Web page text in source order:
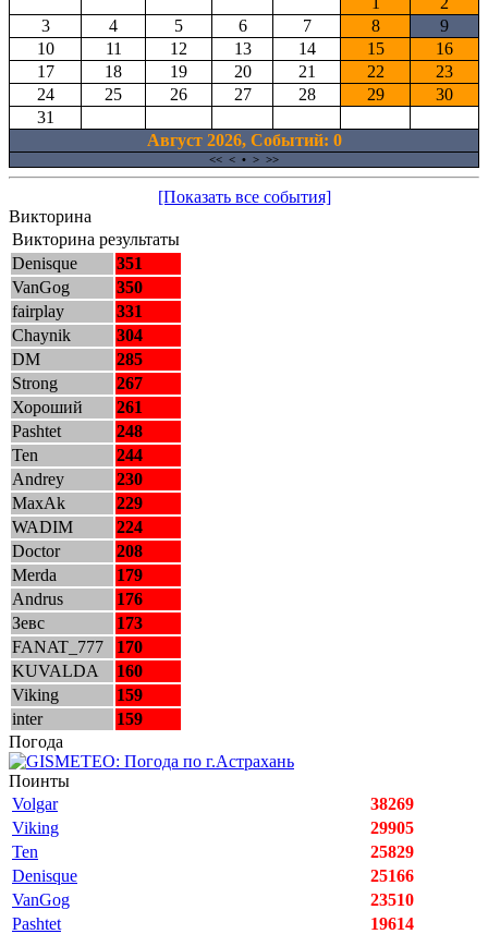
3
4 5 6 7 8
9
10
11 12 13 14 15
16
17
18 19 20 21 22
23
24
25 26 27 28 29
30
31
Август 2026, Cобытий: 0
<< < • > >>
[Показать все события]
Викторина
Викторина результаты
Denisque
351
VanGog
350
fairplay
331
Chaynik
304
DM
285
Strong
267
Хороший
261
Pashtet
248
Ten
244
Andrey
230
MaxAk
229
WADIM
224
Doctor
208
Merda
179
Andrus
176
Зевс
173
FANAT_777
170
KUVALDA
160
Viking
159
inter
159
Погода
Поинты
Volgar
38269
Viking
29905
Ten
25829
Denisque
25166
VanGog
23510
Pashtet
19614